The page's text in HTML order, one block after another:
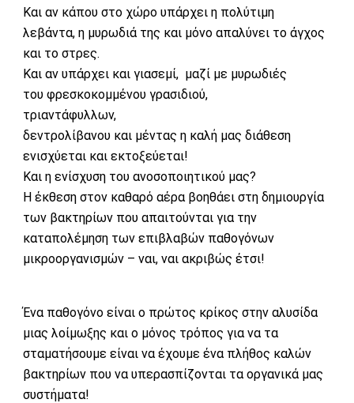
Και αν κάπου στο χώρο υπάρχει η πολύτιμη
λεβάντα, η μυρωδιά της και μόνο απαλύνει το άγχος
και το στρες.
Και αν υπάρχει και γιασεμί,μαζί με μυρωδιές
του φρεσκοκομμένου γρασιδιού,
τριαντάφυλλων,
δεντρολίβανου και μέντας η καλή μας διάθεση
ενισχύεται και εκτοξεύεται!
Και η ενίσχυση του ανοσοποιητικού μας?
Η έκθεση στον καθαρό αέρα βοηθάει στη δημιουργία
των βακτηρίων που απαιτούνται για την
καταπολέμηση των επιβλαβών παθογόνων
μικροοργανισμών – ναι, ναι ακριβώς έτσι!
Ένα παθογόνο είναι ο πρώτος κρίκος στην αλυσίδα
μιας λοίμωξης και ο μόνος τρόπος για να τα
σταματήσουμε είναι να έχουμε ένα πλήθος καλών
βακτηρίων που να υπερασπίζονται τα οργανικά μας
συστήματα!